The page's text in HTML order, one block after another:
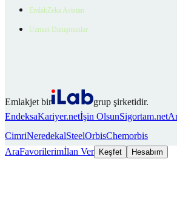
EmlakZeka Asistan
Uzman Danışmanlar
Emlakjet bir
grup şirketidir.
EndeksaKariyer.netİşin OlsunSigortam.net
CimriNeredekalSteelOrbisChemorbis
AraFavorilerimİlan Ver Keşfet Hesabım